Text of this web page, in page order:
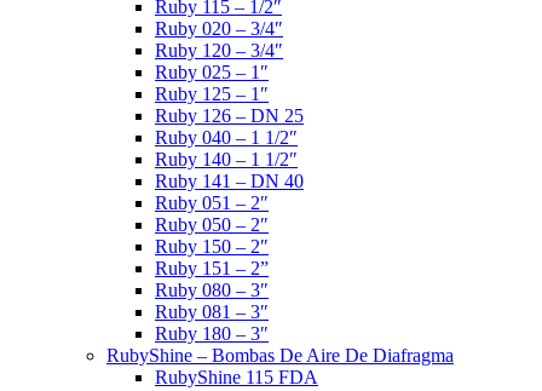
Ruby 115 – 1/2″
Ruby 020 – 3/4″
Ruby 120 – 3/4″
Ruby 025 – 1″
Ruby 125 – 1″
Ruby 126 – DN 25
Ruby 040 – 1 1/2″
Ruby 140 – 1 1/2″
Ruby 141 – DN 40
Ruby 051 – 2″
Ruby 050 – 2″
Ruby 150 – 2″
Ruby 151 – 2”
Ruby 080 – 3″
Ruby 081 – 3″
Ruby 180 – 3″
RubyShine – Bombas De Aire De Diafragma
RubyShine 115 FDA